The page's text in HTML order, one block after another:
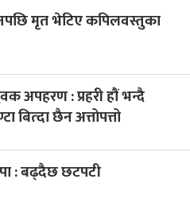
मृत भेटिए कपिलवस्तुका
अपहरण : प्रहरी हौं भन्दै
बित्दा छैन अत्तोपत्तो
: बढ्दैछ छटपटी